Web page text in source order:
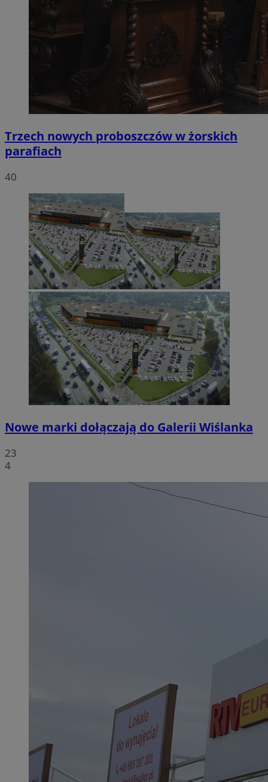
Trzech nowych proboszczów w żorskich
parafiach
40
Nowe marki dołączają do Galerii Wiślanka
23
4